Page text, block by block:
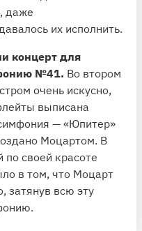
даже
их исполнить.
концерт для
№41. Во втором
очень искусно,
выписана
— «Юпитер»
Моцартом. В
своей красоте
в том, что Моцарт
затянув всю эту